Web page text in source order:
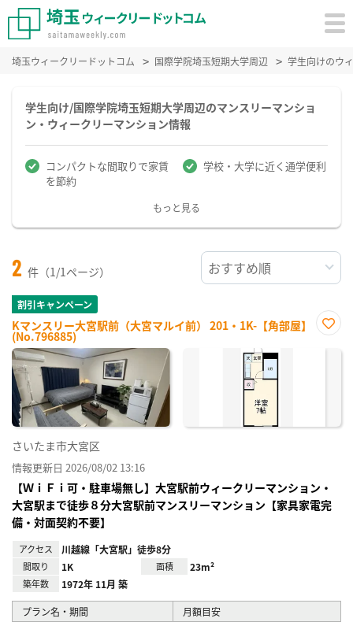
埼玉ウィークリードットコム 国際学院埼玉短期大学周辺 学生向けのウ
学生向け/国際学院埼玉短期大学周辺のマンスリーマンショ
ン・ウィークリーマンション情報
コンパクトな間取りで家賃
を節約
学校・大学に近く通学便利
もっと見る
2 件（1/1ページ）
割引キャンペーン
Kマンスリー大宮駅前（大宮マルイ前） 201・1K-【角部屋】
(No.796885)
に入
さいたま市大宮区
情報更新日 2026/08/02 13:16
【ＷｉＦｉ可・駐車場無し】大宮駅前ウィークリーマンション・
大宮駅まで徒歩８分大宮駅前マンスリーマンション【家具家電完
備・対面契約不要】
アクセス 川越線「大宮駅」徒歩8分
間取り 1K 面積 23m²
築年数 1972年 11月 築
プラン名・期間 月額目安